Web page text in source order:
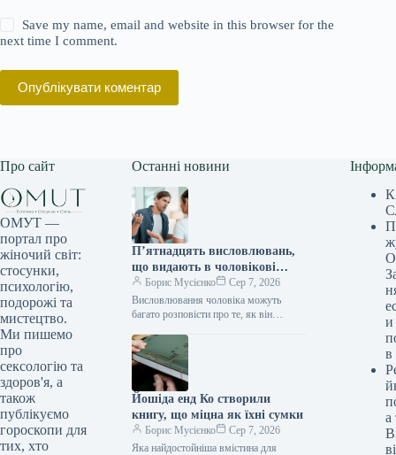
Save my name, email and website in this browser for the
next time I comment.
Опублікувати коментар
Про сайт
ОМУТ —
портал про
жіночий світ:
стосунки,
психологію,
подорожі та
мистецтво.
Ми пишемо
про
сексологію та
здоров'я, а
також
публікуємо
гороскопи для
тих, хто
Останні новини
П’ятнадцять висловлювань,
що видають в чоловікові
незграбну душу, йому
здаються цілком
прийнятними у спілкуванні з
Борис Мусієнко
Сер 7, 2026
Висловлювання чоловіка можуть
багато розповісти про те, як він
розуміють, що міцні стосунки
ґрунтуються на…
Йошіда енд Ко створили
книгу, що міцна як їхні сумки
Борис Мусієнко
Сер 7, 2026
Яка найдостойніша вмістина для
и
в
а